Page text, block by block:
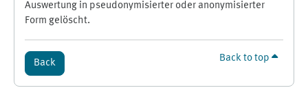
Auswertung in pseudonymisierter oder anonymisierter
Form gelöscht.
Back Back to top